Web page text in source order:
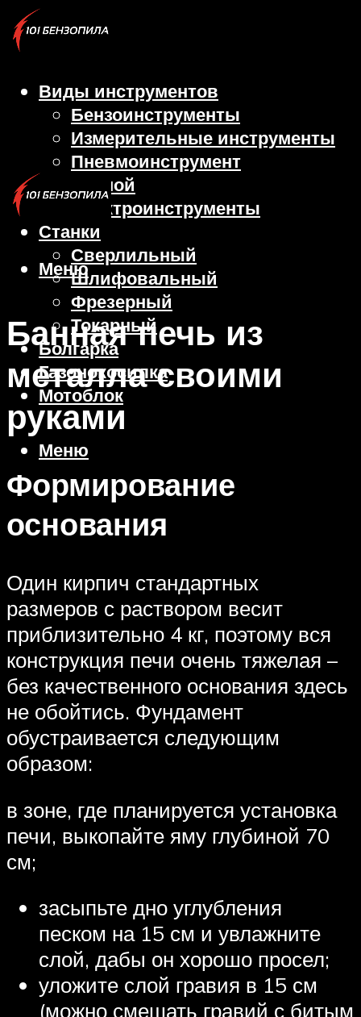
Виды инструментов
Бензоинструменты
Измерительные инструменты
Пневмоинструмент
Ручной
Электроинструменты
Станки
Сверлильный
Шлифовальный
Фрезерный
Токарный
Болгарка
Газонокосилка
Мотоблок
Меню
Меню
Банная печь из
металла своими
руками
Формирование
основания
Один кирпич стандартных
размеров с раствором весит
приблизительно 4 кг, поэтому вся
конструкция печи очень тяжелая –
без качественного основания здесь
не обойтись. Фундамент
обустраивается следующим
образом:
в зоне, где планируется установка
печи, выкопайте яму глубиной 70
см;
засыпьте дно углубления
песком на 15 см и увлажните
слой, дабы он хорошо просел;
уложите слой гравия в 15 см
(можно смешать гравий с битым